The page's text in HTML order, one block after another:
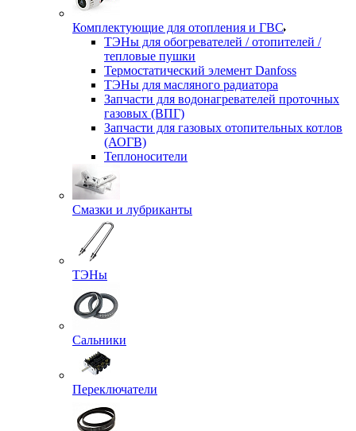
Комплектующие для отопления и ГВС
ТЭНы для обогревателей / отопителей /
тепловые пушки
Термостатический элемент Danfoss
ТЭНы для масляного радиатора
Запчасти для водонагревателей проточных
газовых (ВПГ)
Запчасти для газовых отопительных котлов
(АОГВ)
Теплоносители
Смазки и лубриканты
ТЭНы
Сальники
Переключатели